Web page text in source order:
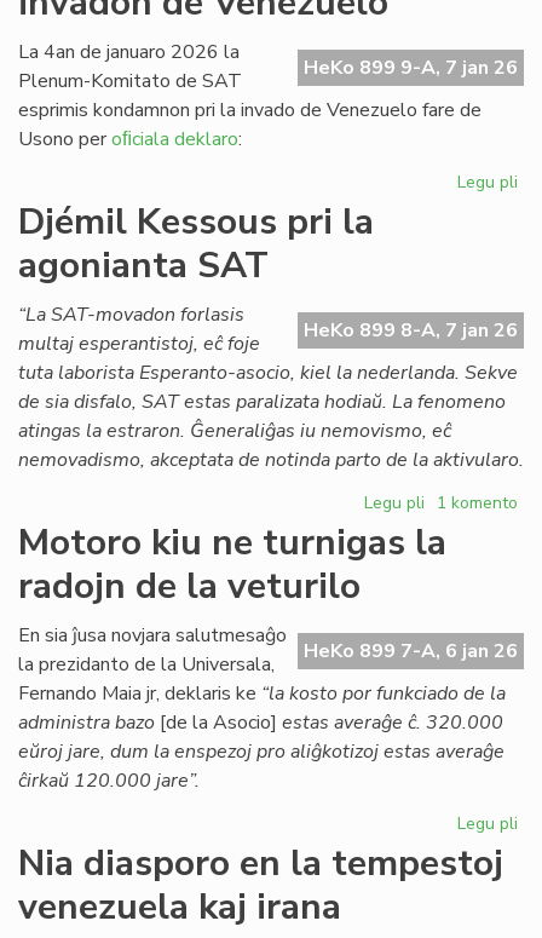
x
HeKo 899 9-A, 7 jan 26
La 4an de januaro 2026 la
Plenum-Komitato de SAT
esprimis kondamnon pri la invado de Venezuelo fare de
Usono peroﬁciala deklaro:
Legu pli
Djémil Kessous pri la
agonianta SAT
HeKo 899 8-A, 7 jan 26
“La SAT-movadon forlasis
multaj esperantistoj, eĉ foje
tuta laborista Esperanto-asocio, kiel la nederlanda. Sekve
de sia disfalo, SAT estas paralizata hodiaŭ. La fenomeno
atingas la estraron. Ĝeneraliĝas iu nemovismo, eĉ
nemovadismo, akceptata de notinda parto de la aktivularo.
Legu pli pri
Kessous
agonianta
SAT
1 komento
Motoro kiu ne turnigas la
radojn de la veturilo
HeKo 899 7-A, 6 jan 26
En sia ĵusa novjara salutmesaĝo
la prezidanto de la Universala,
Fernando Maia jr, deklaris ke “la kosto por funkciado de la
administra bazo [de la Asocio] estas averaĝe ĉ. 320.000
eŭroj jare, dum la enspezoj pro aliĝkotizoj estas averaĝe
ĉirkaŭ 120.000 jare”.
Legu pli
Nia diasporo en la tempestoj
venezuela kaj irana